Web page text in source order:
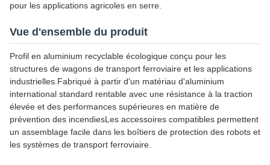
pour les applications agricoles en serre.
Vue d'ensemble du produit
Profil en aluminium recyclable écologique conçu pour les
structures de wagons de transport ferroviaire et les applications
industrielles.Fabriqué à partir d'un matériau d'aluminium
international standard rentable avec une résistance à la traction
élevée et des performances supérieures en matière de
prévention des incendiesLes accessoires compatibles permettent
un assemblage facile dans les boîtiers de protection des robots et
les systèmes de transport ferroviaire.